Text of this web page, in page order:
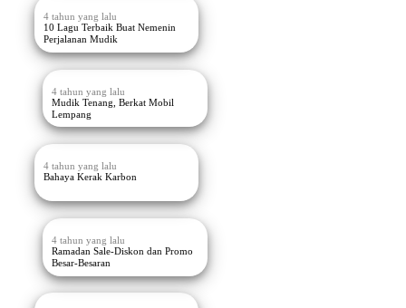
4 tahun yang lalu
10 Lagu Terbaik Buat Nemenin
Perjalanan Mudik
4 tahun yang lalu
Mudik Tenang, Berkat Mobil
Lempang
4 tahun yang lalu
Bahaya Kerak Karbon
4 tahun yang lalu
Ramadan Sale-Diskon dan Promo
Besar-Besaran